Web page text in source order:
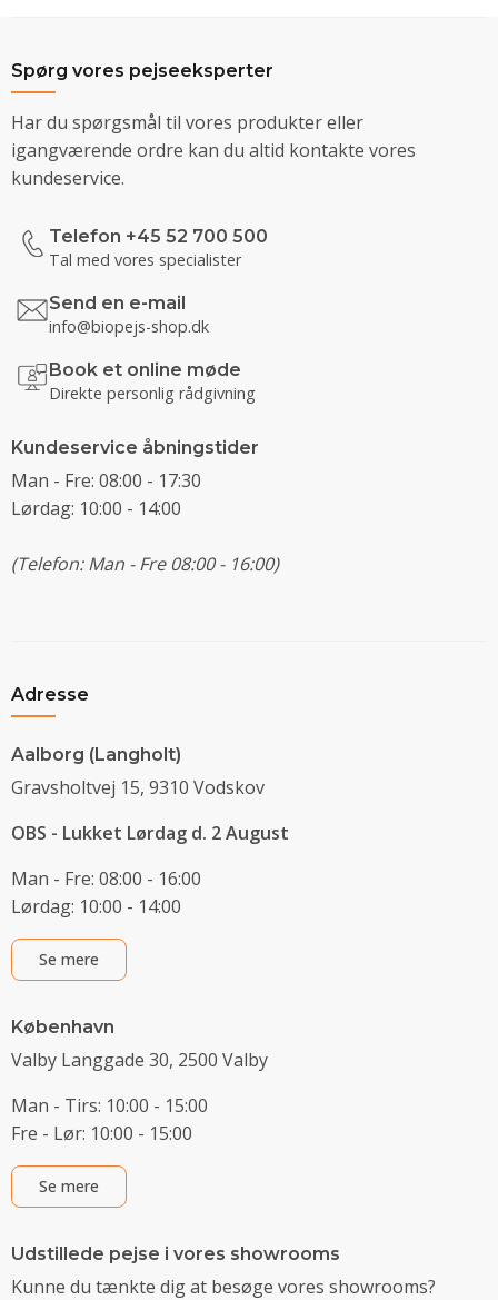
Spørg vores pejseeksperter
Har du spørgsmål til vores produkter eller
igangværende ordre kan du altid kontakte vores
kundeservice.
Telefon +45 52 700 500
Tal med vores specialister
Send en e-mail
info@biopejs-shop.dk
Book et online møde
Direkte personlig rådgivning
Kundeservice åbningstider
Man - Fre: 08:00 - 17:30
Lørdag: 10:00 - 14:00
(Telefon: Man - Fre 08:00 - 16:00)
Adresse
Aalborg (Langholt)
Gravsholtvej 15, 9310 Vodskov
OBS - Lukket Lørdag d. 2 August
Man - Fre: 08:00 - 16:00
Lørdag: 10:00 - 14:00
Se mere
København
Valby Langgade 30, 2500 Valby
Man - Tirs: 10:00 - 15:00
Fre - Lør: 10:00 - 15:00
Se mere
Udstillede pejse i vores showrooms
Kunne du tænkte dig at besøge vores showrooms?